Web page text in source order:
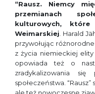
“Rausz. Niemcy
przemianach
kulturowych,
Weimarskiej . Harald
przywołując
z życia niemieckiej
opowiada też o
zradykalizowania
społeczeństwa.
ale też nowoczesne